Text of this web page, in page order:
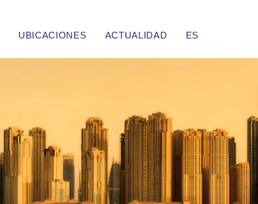
UBICACIONES ACTUALIDAD ES